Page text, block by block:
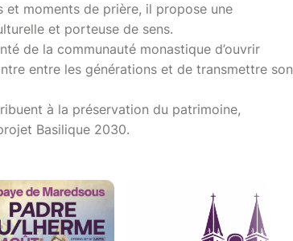
moments de prière, il propose une
et porteuse de sens.
de la communauté monastique d’ouvrir
entre les générations et de transmettre son
à la préservation du patrimoine,
Basilique 2030.